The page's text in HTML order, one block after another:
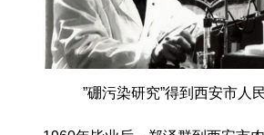
”硼污染研究”得到西安市人